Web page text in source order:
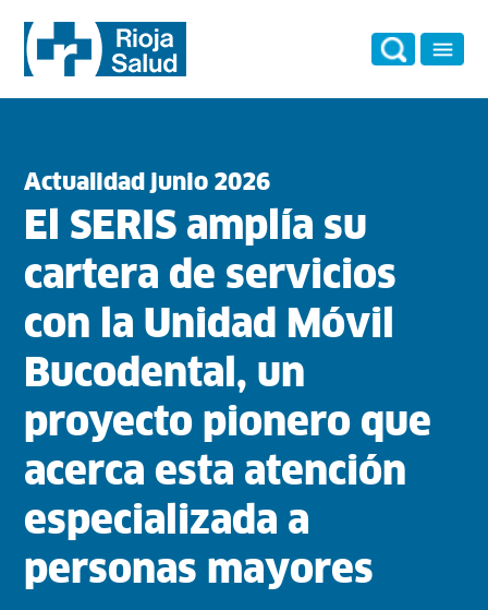
Actualidad junio 2026
El SERIS amplía su
cartera de servicios
con la Unidad Móvil
Bucodental, un
proyecto pionero que
acerca esta atención
especializada a
personas mayores